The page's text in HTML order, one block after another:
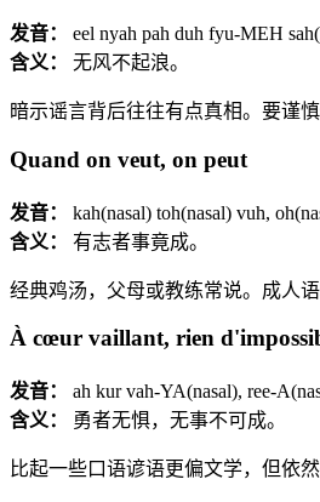
发音：
eel nyah pah duh fyu-MEH
含义：
无风不起浪。
暗示谣言背后往往有点真相。要谨
Quand on veut, on peut
发音：
kah(nasal) toh(nasal) vuh,
含义：
有志者事竟成。
经典鸡汤，父母或教练常说。成人
À cœur vaillant, rien
发音：
ah kur vah-YA(nasal), ree-
含义：
勇者无惧，无事不可成。
比起一些口语谚语更偏文学，但依